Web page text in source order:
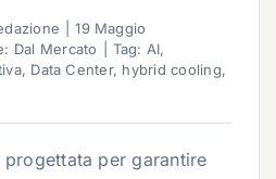
19 Maggio
Dal Mercato Tag: AI,
, Data Center, hybrid cooling,
progettata per garantire